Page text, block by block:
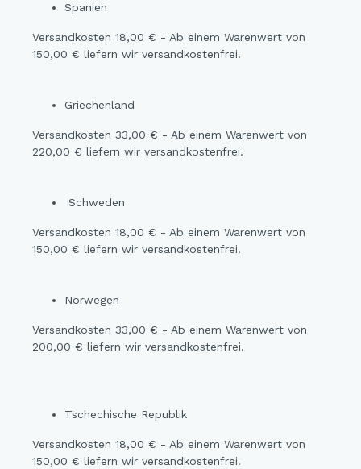
Spanien
Versandkosten 18,00 € - Ab einem Warenwert von
150,00 € liefern wir versandkostenfrei.
Griechenland
Versandkosten 33,00 € - Ab einem Warenwert von
220,00 € liefern wir versandkostenfrei.
Schweden
Versandkosten 18,00 € - Ab einem Warenwert von
150,00 € liefern wir versandkostenfrei.
Norwegen
Versandkosten 33,00 € - Ab einem Warenwert von
200,00 € liefern wir versandkostenfrei.
Tschechische Republik
Versandkosten 18,00 € - Ab einem Warenwert von
150,00 € liefern wir versandkostenfrei.